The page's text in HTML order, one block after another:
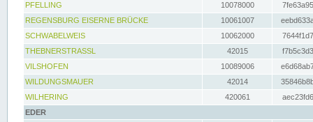
PFELLING
10078000
REGENSBURG EISERNE BRÜCKE
10061007
SCHWABELWEIS
10062000
THEBNERSTRASSL
42015
VILSHOFEN
10089006
WILDUNGSMAUER
42014
WILHERING
420061
EDER